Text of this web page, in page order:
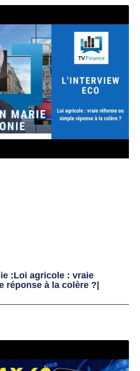
:Loi agricole : vraie
réponse à la colère ?|